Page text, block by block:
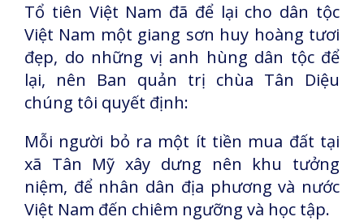
Tổ tiên Việt Nam đã để lại cho dân tộc
Việt Nam một giang sơn huy hoàng tươi
đẹp, do những vị anh hùng dân tộc để
lại, nên Ban quản trị chùa Tân Diệu
chúng tôi quyết định:
Mỗi người bỏ ra một ít tiền mua đất tại
xã Tân Mỹ xây dưng nên khu tưởng
niệm, để nhân dân địa phương và nước
Việt Nam đến chiêm ngưỡng và học tập.